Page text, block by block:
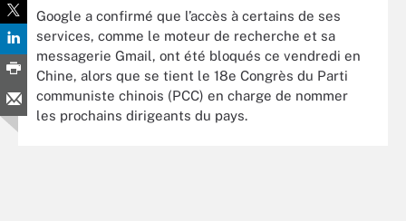
Google a confirmé que l’accès à certains de ses
services, comme le moteur de recherche et sa
messagerie Gmail, ont été bloqués ce vendredi en
Chine, alors que se tient le 18e Congrès du Parti
communiste chinois (PCC) en charge de nommer
les prochains dirigeants du pays.